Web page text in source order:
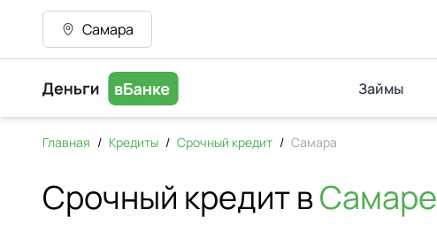
Самара
Займы
Главная / Кредиты / Срочный кредит / Самара
Срочный кредит вСамаре